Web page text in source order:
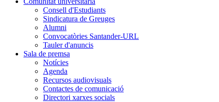
Consell d'Estudiants
Sindicatura de Greuges
Alumni
Convocatòries Santander-URL
Tauler d'anuncis
Sala de premsa
Notícies
Agenda
Recursos audiovisuals
Contactes de comunicació
Directori xarxes socials